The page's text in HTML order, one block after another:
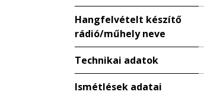
Hangfelvételt készítő
rádió/műhely neve
Technikai adatok
Ismétlések adatai